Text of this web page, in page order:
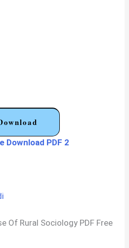
Download PDF 2
Of Rural Sociology PDF Free